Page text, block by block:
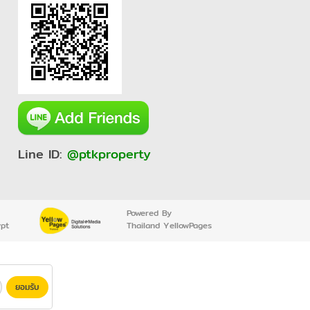
Line ID: @ptkproperty
Powered By
Thailand YellowPages
ยอมรับ